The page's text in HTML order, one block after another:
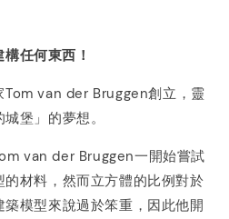
任何東西！
Tom van der Bruggen創立，靈
堡」的夢想。
van der Bruggen一開始嘗試
材料，然而立方體的比例對於
模型來說過於笨重，因此他開